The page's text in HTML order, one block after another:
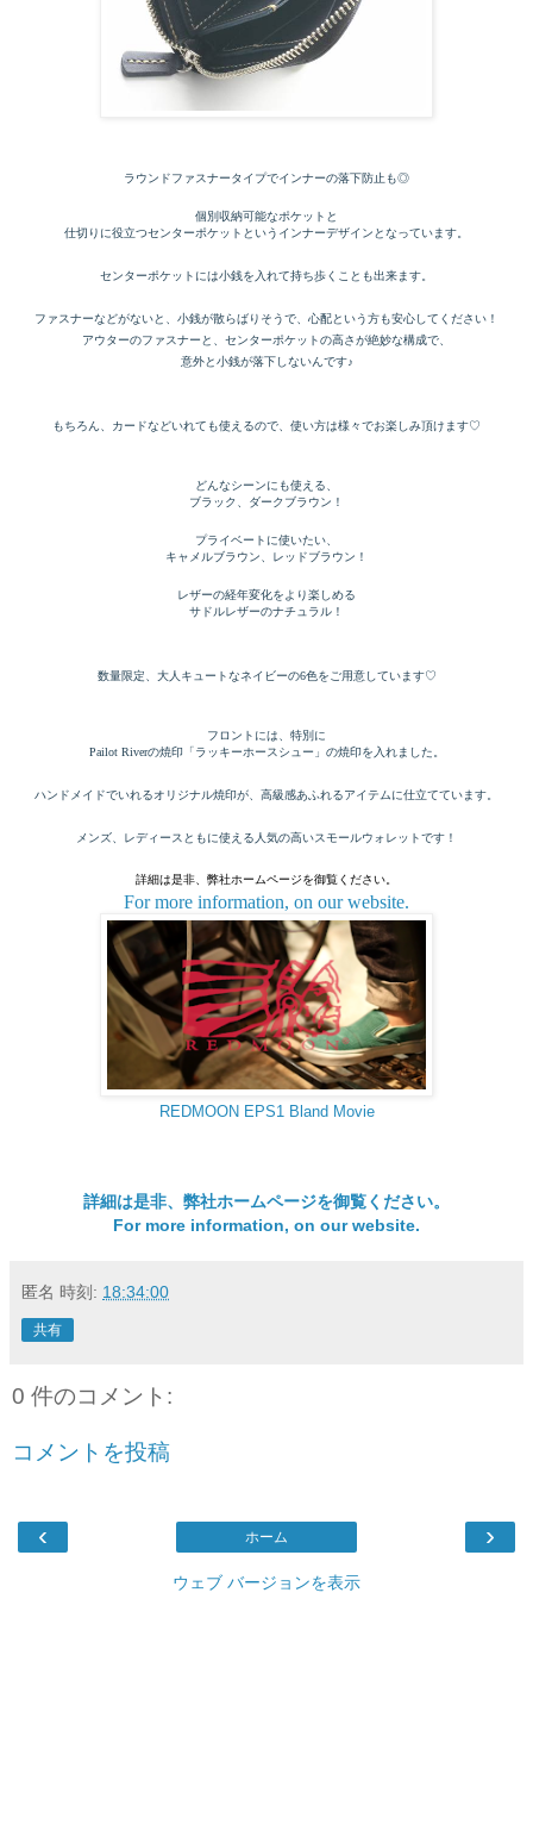
ラウンドファスナータイプでインナーの落下防止も◎
個別収納可能なポケットと
仕切りに役立つセンターポケットというインナーデザインとなっています。
センターポケットには小銭を入れて持ち歩くことも出来ます。
ファスナーなどがないと、小銭が散らばりそうで、心配という方も安心してください！
アウターのファスナーと、センターポケットの高さが絶妙な構成で、
意外と小銭が落下しないんです♪
もちろん、カードなどいれても使えるので、使い方は様々でお楽しみ頂けます♡
どんなシーンにも使える、
ブラック、ダークブラウン！
プライベートに使いたい、
キャメルブラウン、レッドブラウン！
レザーの経年変化をより楽しめる
サドルレザーのナチュラル！
数量限定、大人キュートなネイビーの6色をご用意しています♡
フロントには、特別に
Pailot Riverの焼印「ラッキーホースシュー」の焼印を入れました。
ハンドメイドでいれるオリジナル焼印が、高級感あふれるアイテムに仕立てています。
メンズ、レディースともに使える人気の高いスモールウォレットです！
詳細は是非、弊社ホームページを御覧ください。
For more information, on our website.
REDMOON EPS1 Bland Movie
詳細は是非、弊社ホームページを御覧ください。
For more information, on our website.
匿名 時刻: 18:34:00
共有
0 件のコメント:
コメントを投稿
‹ ›
ホーム
ウェブ バージョンを表示